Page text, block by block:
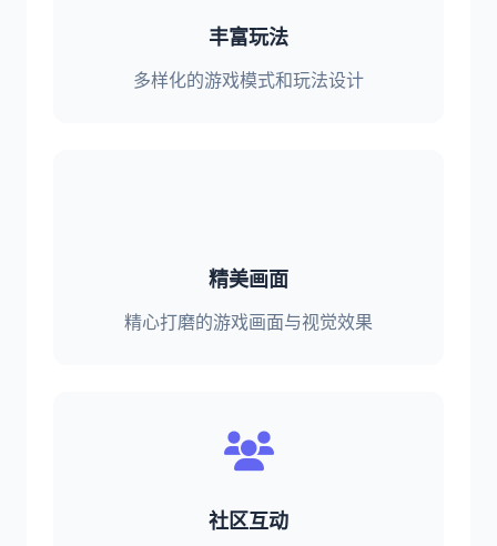
丰富玩法
多样化的游戏模式和玩法设计
精美画面
精心打磨的游戏画面与视觉效果
社区互动